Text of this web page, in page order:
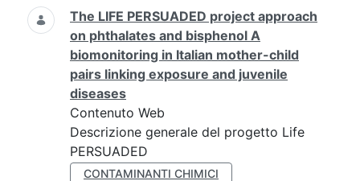
The LIFE PERSUADED project approach
on phthalates and bisphenol A
biomonitoring in Italian mother-child
pairs linking exposure and juvenile
diseases
Contenuto Web
Descrizione generale del progetto Life
PERSUADED
CONTAMINANTI CHIMICI